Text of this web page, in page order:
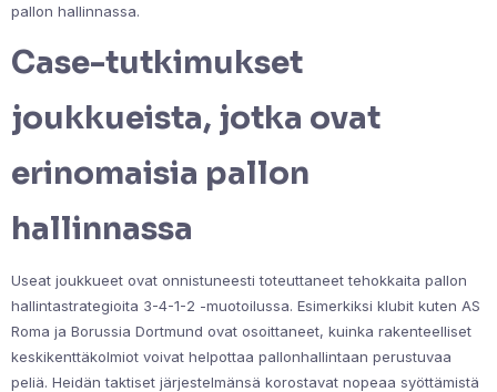
pallon hallinnassa.
Case-tutkimukset
joukkueista, jotka ovat
erinomaisia pallon
hallinnassa
Useat joukkueet ovat onnistuneesti toteuttaneet tehokkaita pallon
hallintastrategioita 3-4-1-2 -muotoilussa. Esimerkiksi klubit kuten AS
Roma ja Borussia Dortmund ovat osoittaneet, kuinka rakenteelliset
keskikenttäkolmiot voivat helpottaa pallonhallintaan perustuvaa
peliä. Heidän taktiset järjestelmänsä korostavat nopeaa syöttämistä